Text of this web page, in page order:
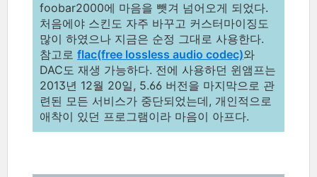
foobar2000에 마음을 뺏겨 넘어오게 되었다.
처음에야 스킨도 자주 바꾸고 커스터마이징도
많이 하였으나 지금은 순정 그대로 사용한다.
참고로 flac(free lossless audio codec)와
DAC도 재생 가능하다. 전에 사용하던 윈앰프는
2013년 12월 20일, 5.66 버전을 마지막으로 관
련된 모든 서비스가 중단되었는데, 개인적으로
애착이 있던 프로그램이라 마음이 아프다.